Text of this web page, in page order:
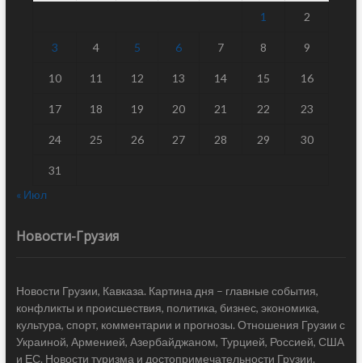
1 2
3 4 5 6 7 8 9
10 11 12 13 14 15 16
17 18 19 20 21 22 23
24 25 26 27 28 29 30
31
« Июл
Новости-Грузия
Новости Грузии, Кавказа. Картина дня – главные события,
конфликты и происшествия, политика, бизнес, экономика,
культура, спорт, комментарии и прогнозы. Отношения Грузии с
Украиной, Арменией, Азербайджаном, Турцией, Россией, США
и ЕС. Новости туризма и достопримечательности Грузии.